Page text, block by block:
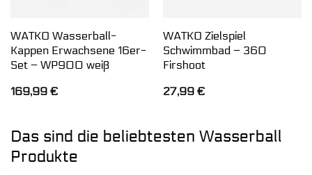
WATKO Wasserball-
Kappen Erwachsene 16er-
Set – WP900 weiß
169,99 €
WATKO Zielspiel
Schwimmbad – 360
Firshoot
27,99 €
Das sind die beliebtesten Wasserball
Produkte